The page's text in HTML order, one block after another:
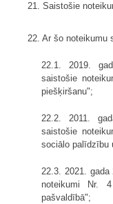
21. Saistošie
22. Ar šo noteikumu
22.1. 2019.
saistošie
piešķiršanu";
22.2. 2011.
saistošie
sociālo palīdzību
22.3. 2021.
noteikumi Nr.
pašvaldībā";